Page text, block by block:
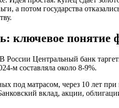
а потом государства
ключевое понятие
Центральный банк
м составляла около 8-9%.
под матрасом, через 10 лет
вклад, акции,